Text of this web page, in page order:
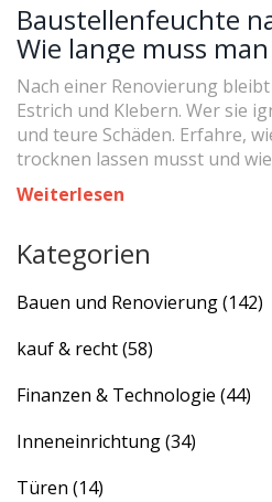
Baustellenfeuchte
Wie lange muss
trocknen lassen?
Nach einer Renovierung
Estrich und Klebern. Wer sie
und teure Schäden. Erfahre,
trocknen lassen musst und
richtig misst.
Weiterlesen
Kategorien
Bauen und Renovierung(142)
kauf & recht(58)
Finanzen & Technologie (44)
Inneneinrichtung(34)
Türen (14)